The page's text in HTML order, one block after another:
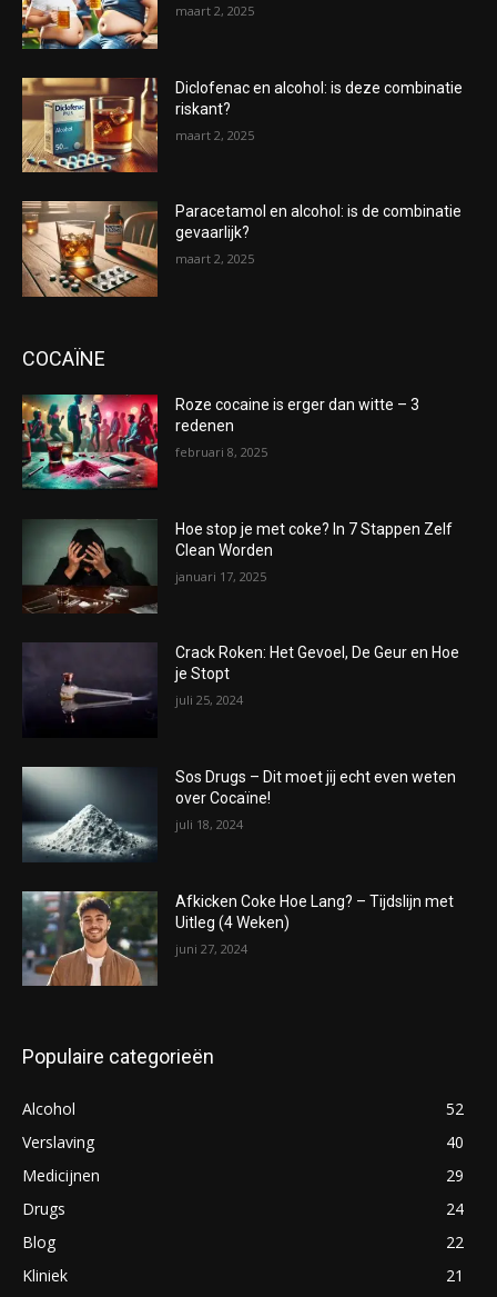
maart 2, 2025
Diclofenac en alcohol: is deze combinatie
riskant?
maart 2, 2025
Paracetamol en alcohol: is de combinatie
gevaarlijk?
maart 2, 2025
COCAÏNE
Roze cocaine is erger dan witte – 3
redenen
februari 8, 2025
Hoe stop je met coke? In 7 Stappen Zelf
Clean Worden
januari 17, 2025
Crack Roken: Het Gevoel, De Geur en Hoe
je Stopt
juli 25, 2024
Sos Drugs – Dit moet jij echt even weten
over Cocaïne!
juli 18, 2024
Afkicken Coke Hoe Lang? – Tijdslijn met
Uitleg (4 Weken)
juni 27, 2024
Populaire categorieën
Alcohol
52
Verslaving
40
Medicijnen
29
Drugs
24
Blog
22
Kliniek
21